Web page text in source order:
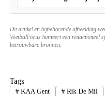
Dit artikel en bijbehorende afbeelding
VoetbalFocus hanteert een redactioneel
betrouwbare bronnen.
Tags
#KAA Gent #Rik De Mil